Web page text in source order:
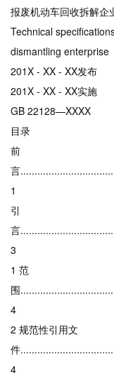
报废机动车回收拆解企
Technical
dismantling enterprise
201X - XX - XX发布
201X - XX - XX实施
GB 22128—XXXX
目录
前
言
1
引
言
3
1 范
围
4
2 规范性引用文
件
4